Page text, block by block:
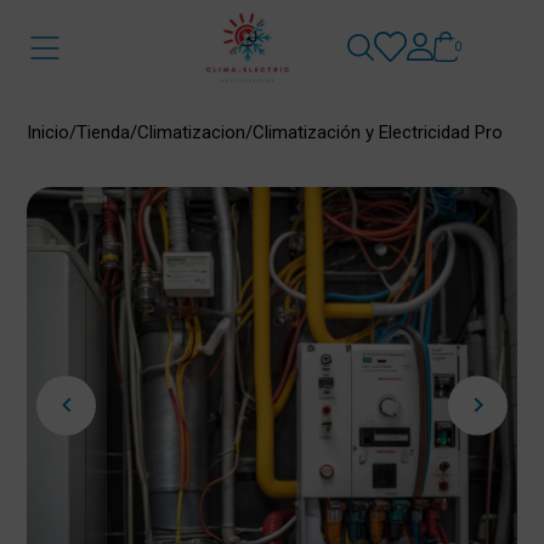
0
Inicio/Tienda/Climatizacion/Climatización y Electricidad Pro